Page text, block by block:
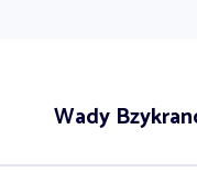
Wady